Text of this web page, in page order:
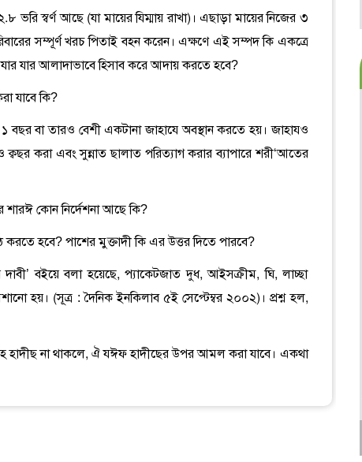
ভরি স্বর্ণ আছে (যা মায়ের যিম্মায় রাখা)। এছাড়া মায়ের নিজের ৩
সম্পূর্ণ খরচ পিতাই বহন করেন। এক্ষণে এই সম্পদ কি একত্রে
যার আলাদাভাবে হিসাব করে আদায় করতে হবে?
যাবে কি?
বছর বা তারও বেশী একটানা জাহাযে অবস্থান করতে হয়। জাহাযও
করা এবং সুন্নাত ছালাত পরিত্যাগ করার ব্যাপারে শরী‘আতের
শারঈ কোন নির্দেশনা আছে কি?
করতে হবে? পাশের মুক্তাদী কি এর উত্তর দিতে পারবে?
বইয়ে বলা হয়েছে, প্যাকেটজাত দুধ, আইসক্রীম, ঘি, লাচ্ছা
হয়। (সূত্র : দৈনিক ইনকিলাব ৫ই সেপ্টেম্বর ২০০২)। প্রশ্ন হল,
হাদীছ না থাকলে, ঐ যঈফ হাদীছের উপর আমল করা যাবে। একথা